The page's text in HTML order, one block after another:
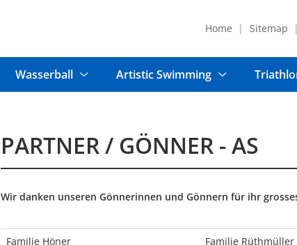
Home Sitemap
Wasserball Artistic Swimming
PARTNER / GÖNNER - AS
Wir danken unseren Gönnerinnen und Gönnern für ihr
Familie Höner Familie Rüthmüller